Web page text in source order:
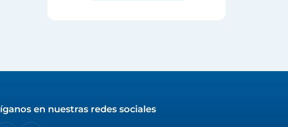
en nuestras redes sociales